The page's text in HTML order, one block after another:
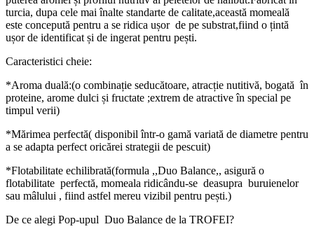
turcia, dupa cele mai înalte standarte de calitate,această momeală
este concepută pentru a se ridica ușor de pe substrat,fiind o țintă
ușor de identificat și de ingerat pentru pești.
Caracteristici cheie:
*Aroma duală:(o combinație seducătoare, atracție nutitivă, bogată în
proteine, arome dulci și fructate ;extrem de atractive în special pe
timpul verii)
*Mărimea perfectă( disponibil într-o gamă variată de diametre pentru
a se adapta perfect oricărei strategii de pescuit)
*Flotabilitate echilibrată(formula ,,Duo Balance,, asigură o
flotabilitate perfectă, momeala ridicându-se deasupra buruienelor
sau mâlului , fiind astfel mereu vizibil pentru pești.)
De ce alegi Pop-upul Duo Balance de la TROFEI?